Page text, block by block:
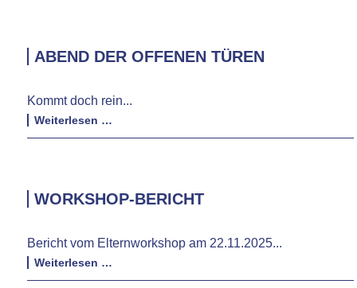
ABEND DER OFFENEN TÜREN
Kommt doch rein...
Weiterlesen …
der
WORKSHOP-BERICHT
Bericht vom Elternworkshop am 22.11.2025...
Weiterlesen …
Bericht